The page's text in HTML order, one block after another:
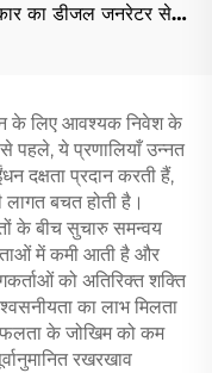
का डीजल जनरेटर सेट
के लिए आवश्यक निवेश के
ये प्रणालियाँ उन्नत
दक्षता प्रदान करती हैं,
बचत होती है।
के बीच सुचारु समन्वय
में कमी आती है और
को अतिरिक्त शक्ति
का लाभ मिलता
के जोखिम को कम
रखरखाव